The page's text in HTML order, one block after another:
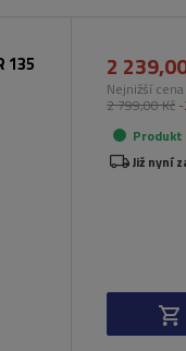
135
2
Nejnižší
2 799,00 Kč -
Produkt
Již nyní